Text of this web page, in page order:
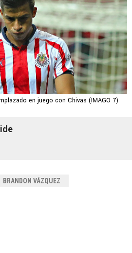
en juego con Chivas (IMAGO 7)
BRANDON VÁZQUEZ